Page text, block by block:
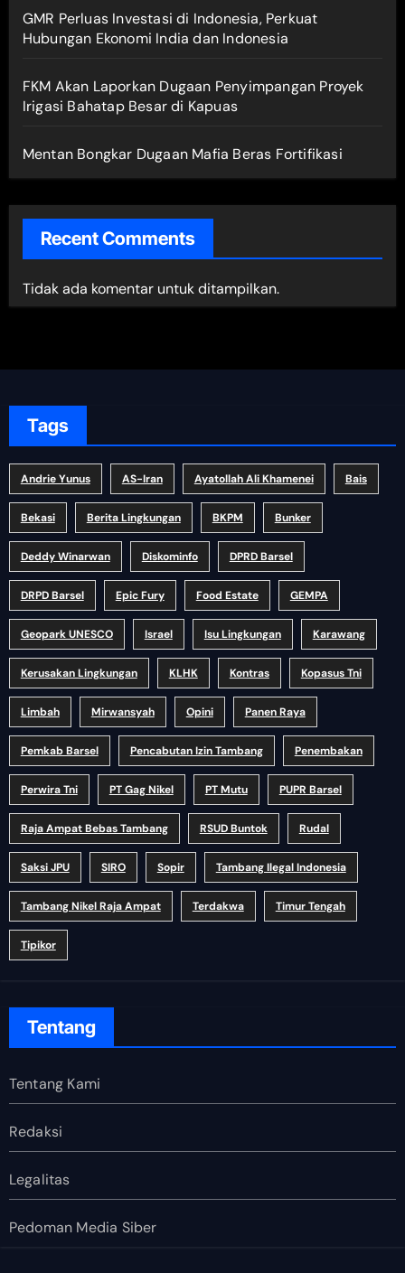
GMR Perluas Investasi di Indonesia, Perkuat
Hubungan Ekonomi India dan Indonesia
FKM Akan Laporkan Dugaan Penyimpangan Proyek
Irigasi Bahatap Besar di Kapuas
Mentan Bongkar Dugaan Mafia Beras Fortifikasi
Recent Comments
Tidak ada komentar untuk ditampilkan.
Tags
Andrie Yunus AS-Iran Ayatollah Ali Khamenei Bais
Bekasi Berita Lingkungan BKPM Bunker
Deddy Winarwan Diskominfo DPRD Barsel
DRPD Barsel Epic Fury Food Estate GEMPA
Geopark UNESCO Israel Isu Lingkungan Karawang
Kerusakan Lingkungan KLHK Kontras Kopasus Tni
Limbah Mirwansyah Opini Panen Raya
Pemkab Barsel Pencabutan Izin Tambang Penembakan
Perwira Tni PT Gag Nikel PT Mutu PUPR Barsel
Raja Ampat Bebas Tambang RSUD Buntok Rudal
Saksi JPU SIRO Sopir Tambang Ilegal Indonesia
Tambang Nikel Raja Ampat Terdakwa Timur Tengah
Tipikor
Tentang
Tentang Kami
Redaksi
Legalitas
Pedoman Media Siber